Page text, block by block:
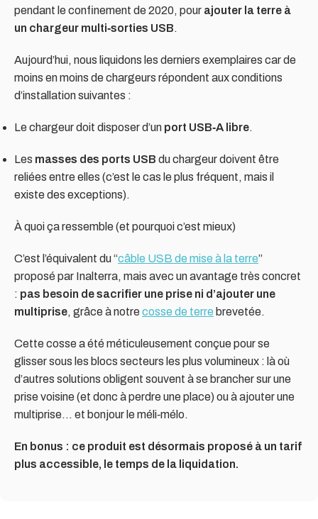
pendant le confinement de 2020, pour ajouter la terre à
un chargeur multi‑sorties USB.
Aujourd’hui, nous liquidons les derniers exemplaires car de
moins en moins de chargeurs répondent aux conditions
d’installation suivantes :
Le chargeur doit disposer d’un port USB‑A libre.
Les masses des ports USB du chargeur doivent être
reliées entre elles (c’est le cas le plus fréquent, mais il
existe des exceptions).
À quoi ça ressemble (et pourquoi c’est mieux)
C’est l’équivalent du “câble USB de mise à la terre”
proposé par Inalterra, mais avec un avantage très concret
: pas besoin de sacrifier une prise ni d’ajouter une
multiprise, grâce à notrecosse de terre brevetée.
Cette cosse a été méticuleusement conçue pour se
glisser sous les blocs secteurs les plus volumineux : là où
d’autres solutions obligent souvent à se brancher sur une
prise voisine (et donc à perdre une place) ou à ajouter une
multiprise… et bonjour le méli‑mélo.
En bonus : ce produit est désormais proposé à un tarif
plus accessible, le temps de la liquidation.